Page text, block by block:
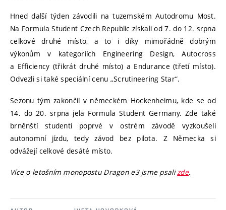
Hned další týden závodili na tuzemském Autodromu Most.
Na Formula Student Czech Republic získali od 7. do 12. srpna
celkové druhé místo, a to i díky mimořádně dobrým
výkonům v kategoriích Engineering Design, Autocross
a Efficiency (třikrát druhé místo) a Endurance (třetí místo).
Odvezli si také speciální cenu „Scrutineering Star“.
Sezonu tým zakončil v německém Hockenheimu, kde se od
14. do 20. srpna jela Formula Student Germany. Zde také
brněnští studenti poprvé v ostrém závodě vyzkoušeli
autonomní jízdu, tedy závod bez pilota. Z Německa si
odvážejí celkové desáté místo.
Více o letošním monopostu Dragon e3 jsme psalizde.